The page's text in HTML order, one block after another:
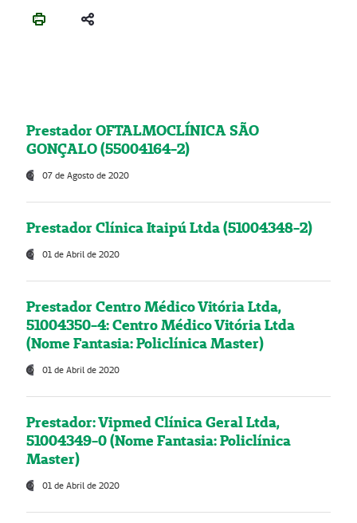
Prestador OFTALMOCLÍNICA SÃO
GONÇALO (55004164-2)
07 de Agosto de 2020
Prestador Clínica Itaipú Ltda (51004348-2)
01 de Abril de 2020
Prestador Centro Médico Vitória Ltda,
51004350-4: Centro Médico Vitória Ltda
(Nome Fantasia: Policlínica Master)
01 de Abril de 2020
Prestador: Vipmed Clínica Geral Ltda,
51004349-0 (Nome Fantasia: Policlínica
Master)
01 de Abril de 2020